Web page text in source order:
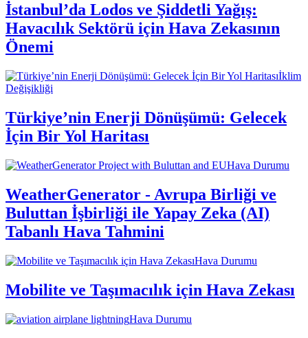
İstanbul’da Lodos ve Şiddetli Yağış:
Havacılık Sektörü için Hava Zekasının
Önemi
İklim
Değişikliği
Türkiye’nin Enerji Dönüşümü: Gelecek
İçin Bir Yol Haritası
Hava Durumu
WeatherGenerator - Avrupa Birliği ve
Buluttan İşbirliği ile Yapay Zeka (AI)
Tabanlı Hava Tahmini
Hava Durumu
Mobilite ve Taşımacılık için Hava Zekası
Hava Durumu